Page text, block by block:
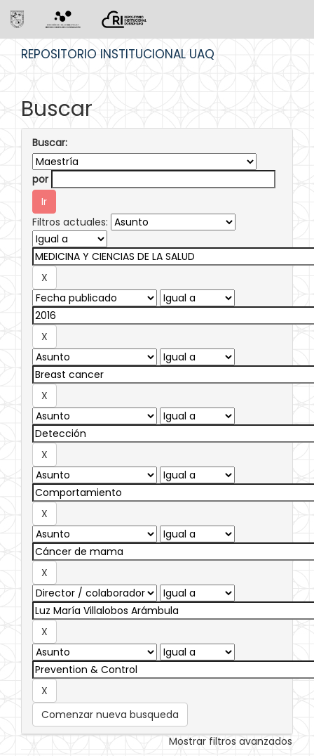
REPOSITORIO INSTITUCIONAL UAQ
Buscar
Buscar:
por
Filtros actuales:
Comenzar nueva busqueda
Mostrar filtros avanzados